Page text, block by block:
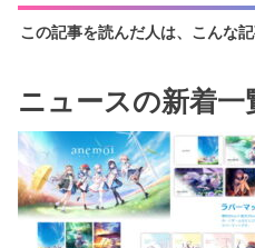
この記事を読んだ人は、こんな記
ニュースの新着一